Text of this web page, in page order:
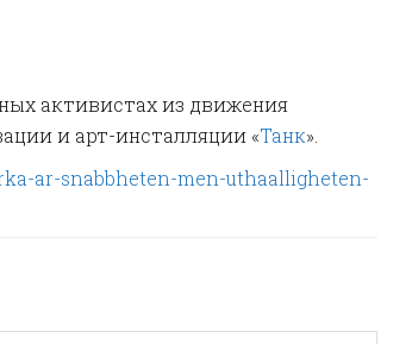
активистах из движения
и арт-инсталляции «Танк».
ar-snabbheten-men-uthaalligheten-